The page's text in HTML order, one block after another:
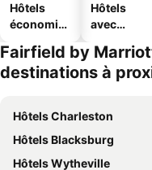
Hôtels
économiq
Hôtels
avec
Fairfield by
destinations à
Hôtels Charleston
Hôtels Blacksburg
Hôtels Wytheville